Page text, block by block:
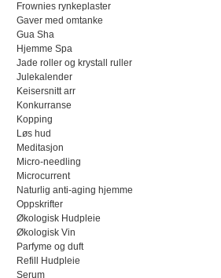
Frownies rynkeplaster
Gaver med omtanke
Gua Sha
Hjemme Spa
Jade roller og krystall ruller
Julekalender
Keisersnitt arr
Konkurranse
Kopping
Løs hud
Meditasjon
Micro-needling
Microcurrent
Naturlig anti-aging hjemme
Oppskrifter
Økologisk Hudpleie
Økologisk Vin
Parfyme og duft
Refill Hudpleie
Serum